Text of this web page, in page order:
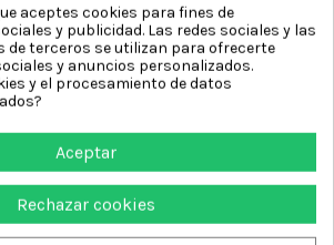
cambios ni devoluciones en los
historias
PRODUCTO
aceptes cookies para fines de
y publicidad. Las redes sociales y las
de terceros se utilizan para ofrecerte
y anuncios personalizados.
y el procesamiento de datos
Aceptar
Rechazar cookies